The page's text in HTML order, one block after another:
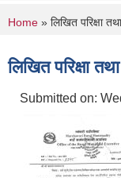
You are
Home » लिखित परिक्षा
लिखित परिक्षा
Submitted on: